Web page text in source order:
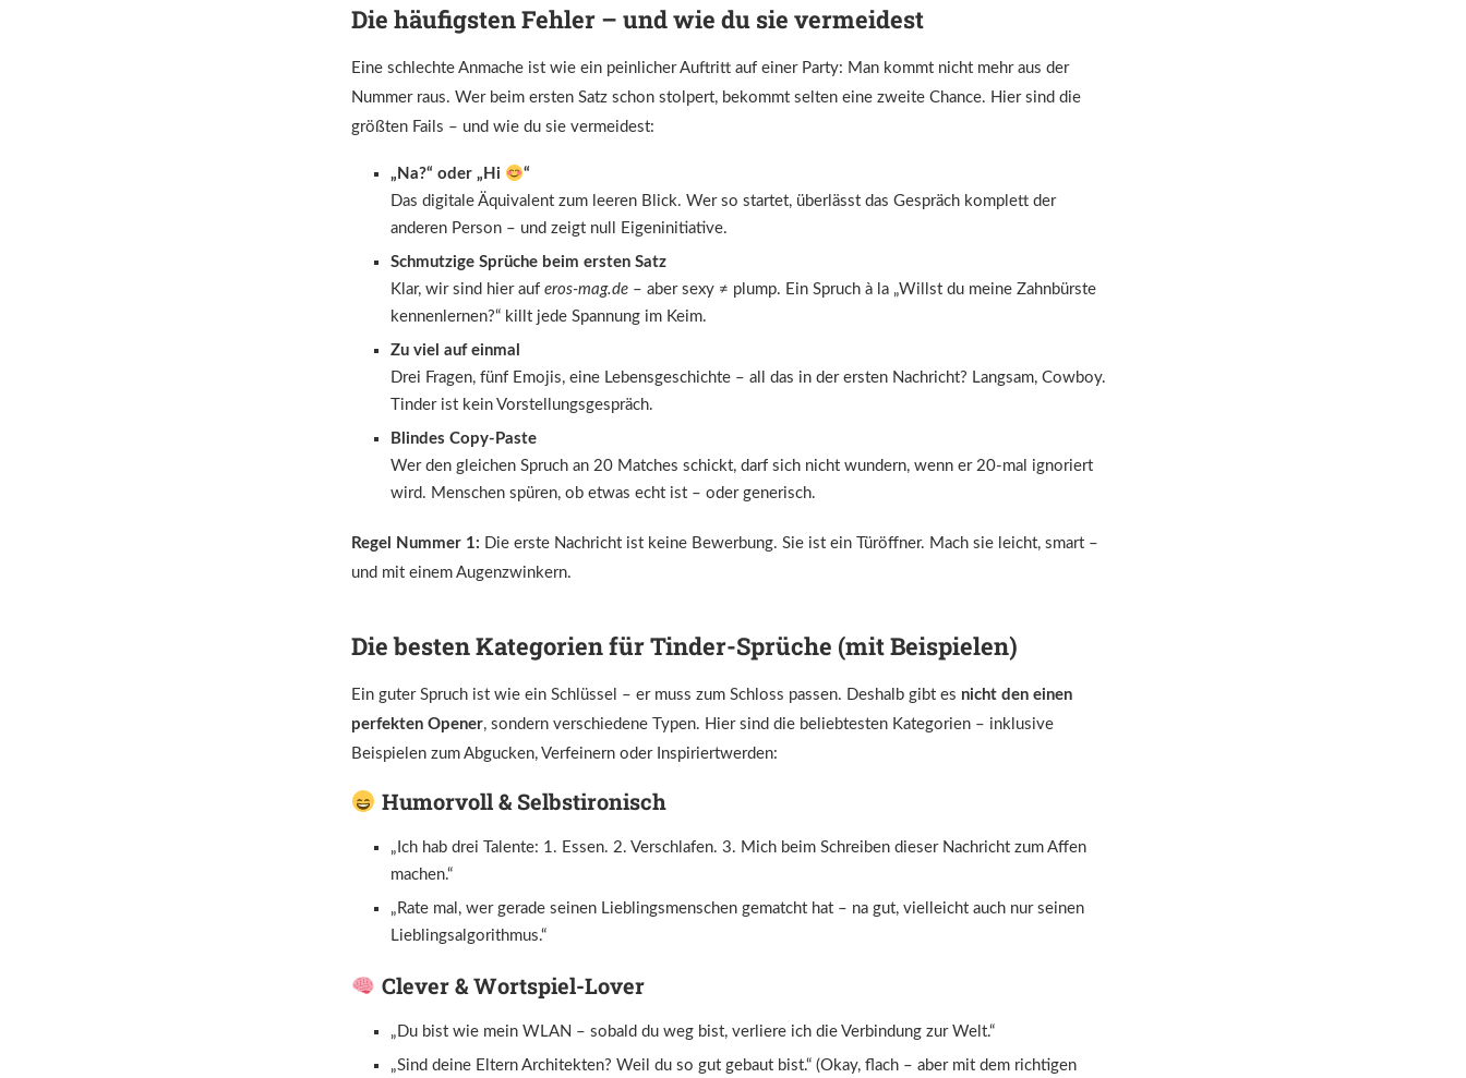
Die häufigsten Fehler – und wie du sie vermeidest
Eine schlechte Anmache ist wie ein peinlicher Auftritt auf einer Party: Man kommt nicht mehr aus der
Nummer raus. Wer beim ersten Satz schon stolpert, bekommt selten eine zweite Chance. Hier sind die
größten Fails – und wie du sie vermeidest:
„Na?“ oder „Hi
“
Das digitale Äquivalent zum leeren Blick. Wer so startet, überlässt das Gespräch komplett der
anderen Person – und zeigt null Eigeninitiative.
Schmutzige Sprüche beim ersten Satz
Klar, wir sind hier auf eros-mag.de – aber sexy ≠ plump. Ein Spruch à la „Willst du meine Zahnbürste
kennenlernen?“ killt jede Spannung im Keim.
Zu viel auf einmal
Drei Fragen, fünf Emojis, eine Lebensgeschichte – all das in der ersten Nachricht? Langsam, Cowboy.
Tinder ist kein Vorstellungsgespräch.
Blindes Copy-Paste
Wer den gleichen Spruch an 20 Matches schickt, darf sich nicht wundern, wenn er 20-mal ignoriert
wird. Menschen spüren, ob etwas echt ist – oder generisch.
Regel Nummer 1: Die erste Nachricht ist keine Bewerbung. Sie ist ein Türöffner. Mach sie leicht, smart –
und mit einem Augenzwinkern.
Die besten Kategorien für Tinder-Sprüche (mit Beispielen)
Ein guter Spruch ist wie ein Schlüssel – er muss zum Schloss passen. Deshalb gibt es nicht den einen
perfekten Opener, sondern verschiedene Typen. Hier sind die beliebtesten Kategorien – inklusive
Beispielen zum Abgucken, Verfeinern oder Inspiriertwerden:
Humorvoll & Selbstironisch
„Ich hab drei Talente: 1. Essen. 2. Verschlafen. 3. Mich beim Schreiben dieser Nachricht zum Affen
machen.“
„Rate mal, wer gerade seinen Lieblingsmenschen gematcht hat – na gut, vielleicht auch nur seinen
Lieblingsalgorithmus.“
Clever & Wortspiel-Lover
„Du bist wie mein WLAN – sobald du weg bist, verliere ich die Verbindung zur Welt.“
„Sind deine Eltern Architekten? Weil du so gut gebaut bist.“ (Okay, flach – aber mit dem richtigen